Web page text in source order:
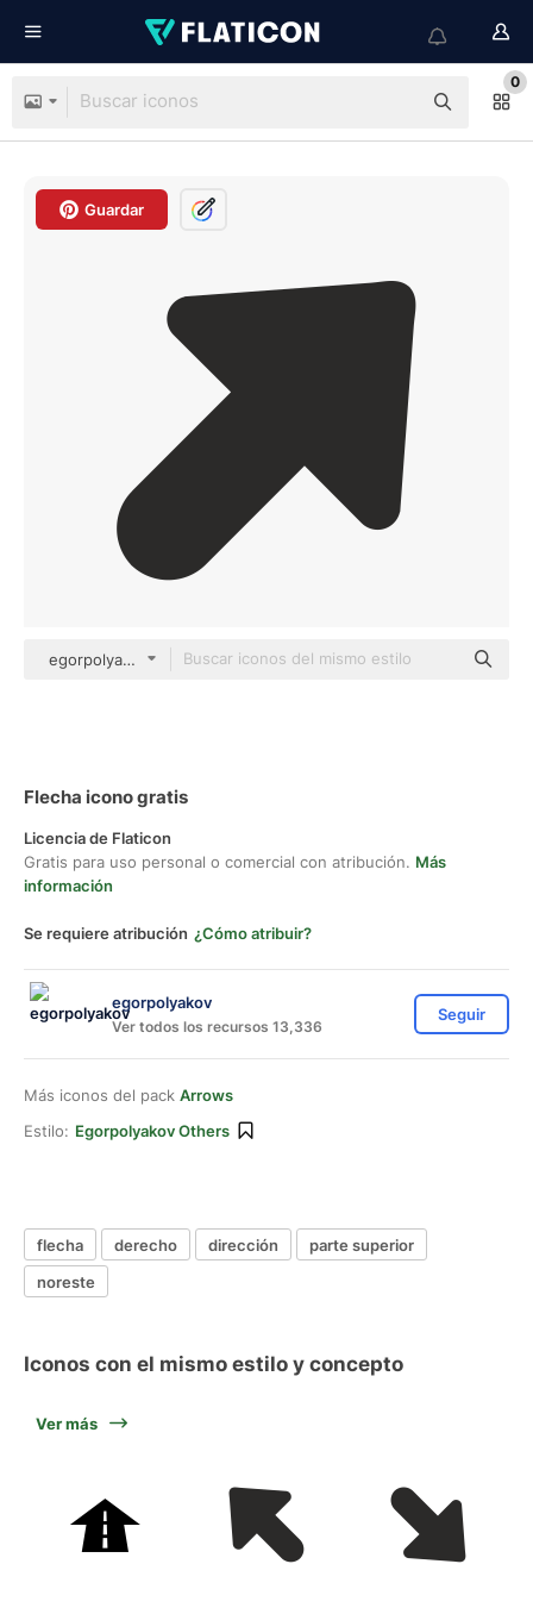
0
Guardar
egorpolyakov Others
Flecha icono gratis
Licencia de Flaticon
Gratis para uso personal o comercial con atribución. Más
información
Se requiere atribución ¿Cómo atribuir?
egorpolyakov
Ver todos los recursos 13,336
Seguir
Más iconos del pack Arrows
Estilo: Egorpolyakov Others
flecha derecho dirección
parte superior
noreste
Iconos con el mismo estilo y concepto
Ver más